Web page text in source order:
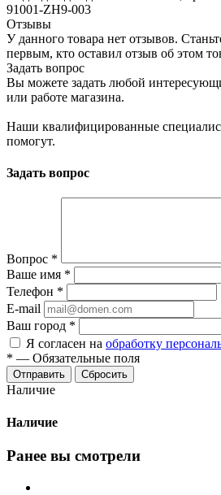
91001-ZH9-003
Отзывы
У данного товара нет отзывов.
первым, кто оставил отзыв об этом
Задать вопрос
Вы можете задать любой
или работе магазина.
Наши квалифицированные
помогут.
Задать вопрос
Вопрос *
Ваше имя *
Телефон *
E-mail
Ваш город *
Я согласен на обработку
* — Обязательные поля
Сбросить
Наличие
Наличие
Ранее вы смотрели